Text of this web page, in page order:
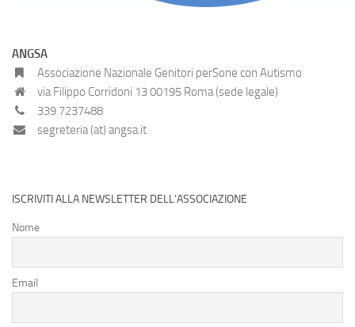
ANGSA
Associazione Nazionale Genitori perSone con Autismo
via Filippo Corridoni 13 00195 Roma (sede legale)
339 7237488
segreteria (at) angsa.it
ISCRIVITI ALLA NEWSLETTER DELL’ASSOCIAZIONE
Nome
Email